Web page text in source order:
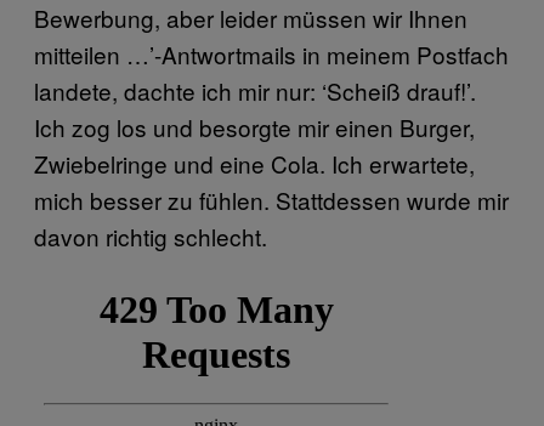
Bewerbung, aber leider müssen wir Ihnen
mitteilen …’-Antwortmails in meinem Postfach
landete, dachte ich mir nur: ‘Scheiß drauf!’.
Ich zog los und besorgte mir einen Burger,
Zwiebelringe und eine Cola. Ich erwartete,
mich besser zu fühlen. Stattdessen wurde mir
davon richtig schlecht.